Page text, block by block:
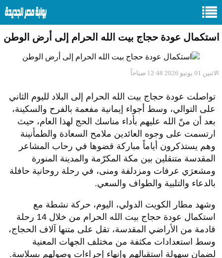
استكمال عودة حجاج بيت الله الحرام إلى أرض الوطن
الاثنين 01 يونيو 2026 12:48 صباحاً
تواصلت عودة حجاج بيت الله الحرام إلى البلاد لليوم الثاني
على التوالي، وسط أجواء إيمانية مفعمة بالفرح والسكينة،
بعد أن منّ الله عليهم بأداء مناسك الحج لهذا العام، حيث
ارتسمت على وجوه العائدين ملامح السعادة والطمأنينة
وهم يستذكرون أياماً مباركة قضوها في رحاب المشاعر
المقدسة متنقلين بين مكة المكرّمة والمدينة المنورة
ومشعرَي عرفات ومزدلفة ومنى، في رحلة روحانية حافلة
بالدعاء والتلبية والطواف والسعي.
وشهد مطار الكويت الدولي، اليوم، حركة نشطة مع
استكمال عودة حجاج بيت الله الحرام من خلال 14 رحلة
قادمة من الأراضي المقدسة، تقل على متنها آلاف الحجاج،
وسط استعدادات مكثفة من مختلف الجهات المعنية
لضمان سهولة استقبالهم وإنهاء إجراءات وصولهم بسلاسة.